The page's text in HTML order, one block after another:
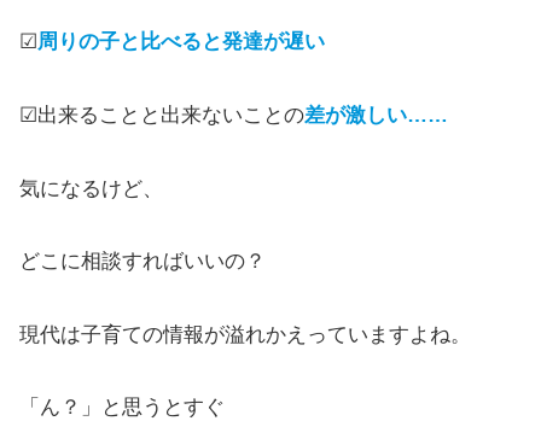
☑周りの子と比べると発達が遅い
☑出来ることと出来ないことの差が激しい……
気になるけど、
どこに相談すればいいの？
現代は子育ての情報が溢れかえっていますよね。
「ん？」と思うとすぐ